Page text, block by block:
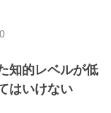
知的レベルが低
はいけない